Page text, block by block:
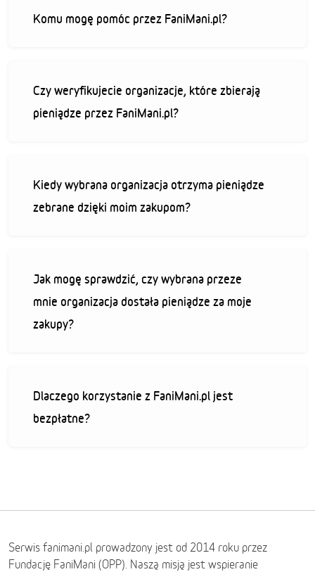
Komu mogę pomóc przez FaniMani.pl?
Czy weryfikujecie organizacje, które zbierają
pieniądze przez FaniMani.pl?
Kiedy wybrana organizacja otrzyma pieniądze
zebrane dzięki moim zakupom?
Jak mogę sprawdzić, czy wybrana przeze
mnie organizacja dostała pieniądze za moje
zakupy?
Dlaczego korzystanie z FaniMani.pl jest
bezpłatne?
Serwis fanimani.pl prowadzony jest od 2014 roku przez
Fundację FaniMani (OPP). Naszą misją jest wspieranie